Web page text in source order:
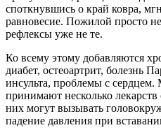
споткнувшись о край ковра,
равновесие. Пожилой просто
рефлексы уже не те.
Ко всему этому добавляются
диабет, остеоартрит, болезнь
инсульта, проблемы с
принимают несколько
них могут вызывать
падение давления при